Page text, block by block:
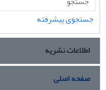
جستجوی پیشرفته
اطلاعات نشریه
صفحه اصلی